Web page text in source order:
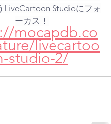
LiveCartoon Studioにフォ
ーカス！
mocapdb.co
livecartoo
studio-2/